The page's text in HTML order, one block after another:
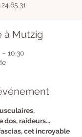
à Mutzig
10:30
dos, raideurs...
cet incroyable